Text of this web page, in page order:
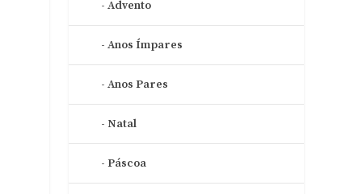
Advento
Anos Ímpares
Anos Pares
Natal
Páscoa